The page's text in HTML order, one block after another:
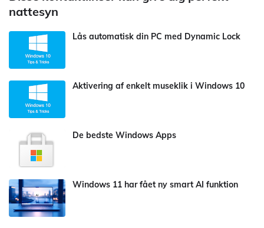
nattesyn
Lås automatisk din PC med Dynamic Lock
Aktivering af enkelt museklik i Windows 10
De bedste Windows Apps
Windows 11 har fået ny smart AI funktion